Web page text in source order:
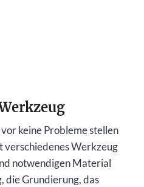
keine Probleme stellen
verschiedenes Werkzeug
notwendigen Material
die Grundierung, das